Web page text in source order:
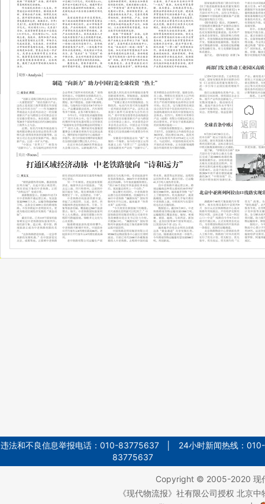
违法和不良信息举报电话：010-83775637 │ 24小时新闻热线：010-
83775637
Copyright © 2005-2020 现
《现代物流报》社有限公司授权 北京
返回
首页